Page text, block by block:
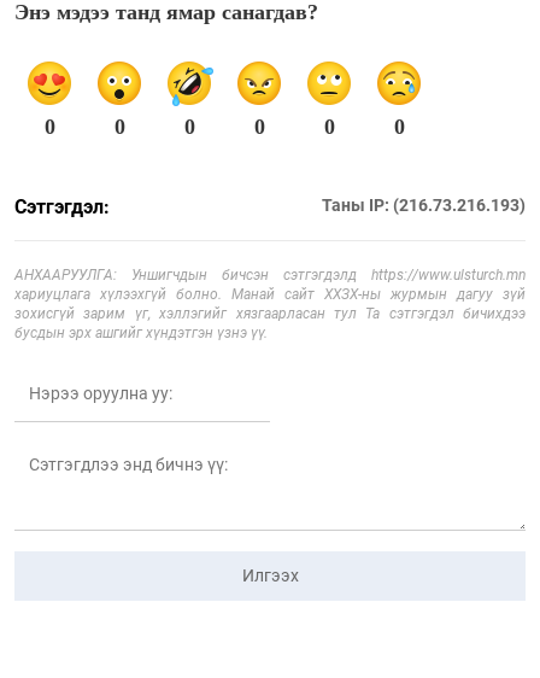
Энэ мэдээ танд ямар санагдав?
0 0 0 0 0 0
Сэтгэгдэл: Таны IP: (216.73.216.193)
АНХААРУУЛГА: Уншигчдын бичсэн сэтгэгдэлд https://www.ulsturch.mn
хариуцлага хүлээхгүй болно. Манай сайт ХХЗХ-ны журмын дагуу зүй
зохисгүй зарим үг, хэллэгийг хязгаарласан тул Та сэтгэгдэл бичихдээ
бусдын эрх ашгийг хүндэтгэн үзнэ үү.
Илгээх